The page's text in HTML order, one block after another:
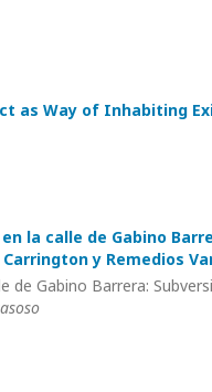
as Way of Inhabiting
la calle de Gabino
y Remedios
de Gabino Barrera: